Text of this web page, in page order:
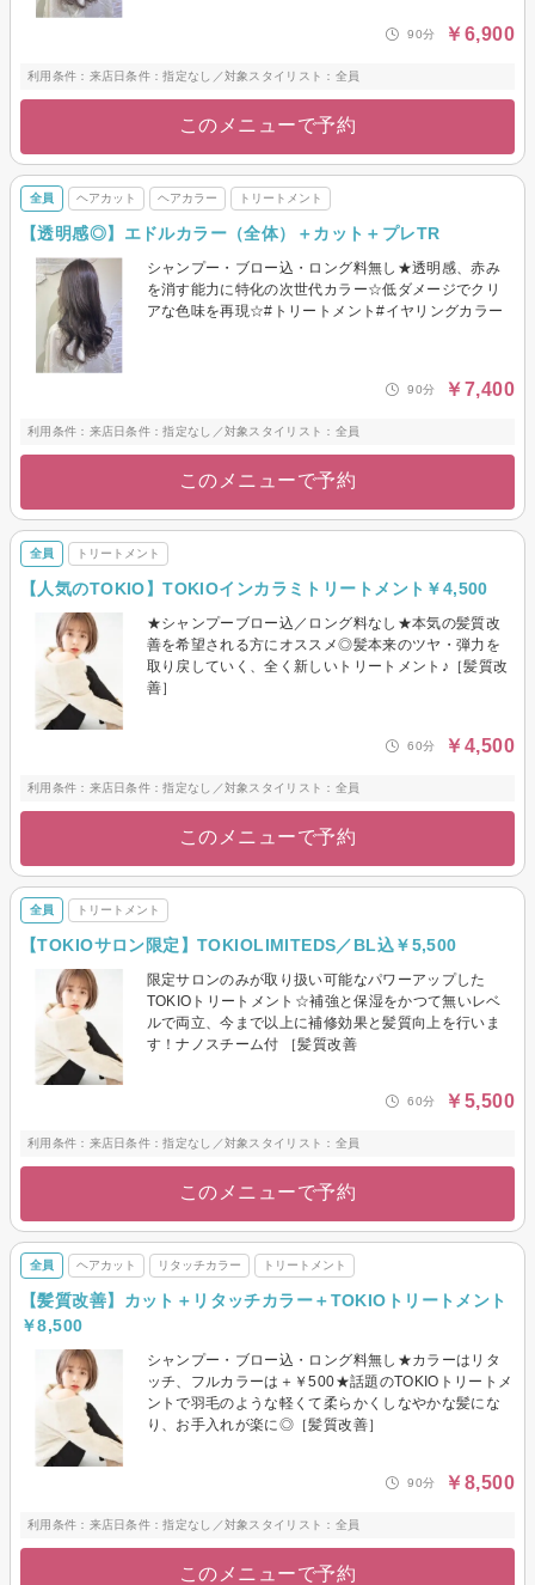
90分 ￥6,900
利用条件：来店日条件：指定なし／対象スタイリスト：全員
このメニューで予約
全員 ヘアカット ヘアカラー トリートメント
【透明感◎】エドルカラー（全体）＋カット＋プレTR
シャンプー・ブロー込・ロング料無し★透明感、赤み
を消す能力に特化の次世代カラー☆低ダメージでクリ
アな色味を再現☆#トリートメント#イヤリングカラー
90分 ￥7,400
利用条件：来店日条件：指定なし／対象スタイリスト：全員
このメニューで予約
全員 トリートメント
【人気のTOKIO】TOKIOインカラミトリートメント￥4,500
★シャンプーブロー込／ロング料なし★本気の髪質改
善を希望される方にオススメ◎髪本来のツヤ・弾力を
取り戻していく、全く新しいトリートメント♪［髪質改
善］
60分 ￥4,500
利用条件：来店日条件：指定なし／対象スタイリスト：全員
このメニューで予約
全員 トリートメント
【TOKIOサロン限定】TOKIOLIMITEDS／BL込￥5,500
限定サロンのみが取り扱い可能なパワーアップした
TOKIOトリートメント☆補強と保湿をかつて無いレベ
ルで両立、今まで以上に補修効果と髪質向上を行いま
す！ナノスチーム付 ［髪質改善
60分 ￥5,500
利用条件：来店日条件：指定なし／対象スタイリスト：全員
このメニューで予約
全員 ヘアカット リタッチカラー トリートメント
【髪質改善】カット＋リタッチカラー＋TOKIOトリートメント
￥8,500
シャンプー・ブロー込・ロング料無し★カラーはリタ
ッチ、フルカラーは＋￥500★話題のTOKIOトリートメ
ントで羽毛のような軽くて柔らかくしなやかな髪にな
り、お手入れが楽に◎［髪質改善］
90分 ￥8,500
利用条件：来店日条件：指定なし／対象スタイリスト：全員
このメニューで予約